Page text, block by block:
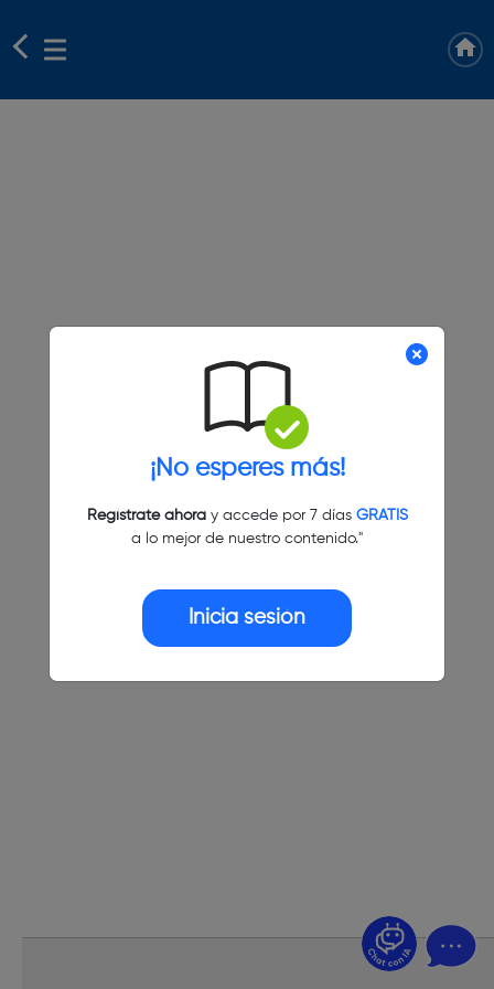
¡No esperes más!
Regístrate ahoray accede por 7 días GRATIS
a lo mejor de nuestro contenido."
Inicia sesión